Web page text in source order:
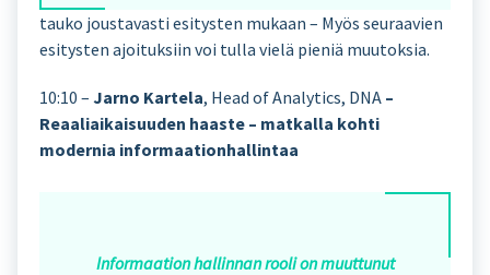
tauko joustavasti esitysten mukaan – Myös seuraavien
esitysten ajoituksiin voi tulla vielä pieniä muutoksia.
10:10 – Jarno Kartela, Head of Analytics, DNA –
Reaaliaikaisuuden haaste – matkalla kohti
modernia informaationhallintaa
Informaation hallinnan rooli on muuttunut